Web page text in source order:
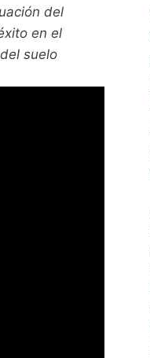
del
en el
suelo